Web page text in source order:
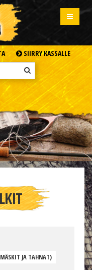
SIIRRY KASSALLE
JA TAHNAT)